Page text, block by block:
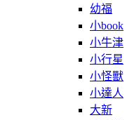
幼福
小book
小牛津
小行星
小怪獸
小達人
大新